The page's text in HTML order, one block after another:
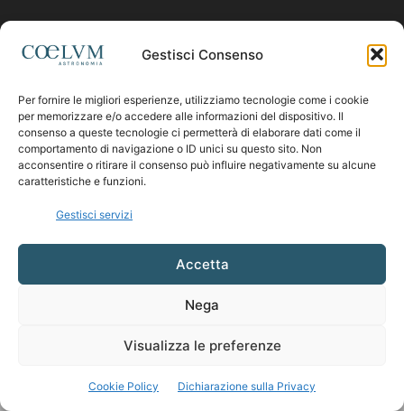
Gestisci Consenso
Per fornire le migliori esperienze, utilizziamo tecnologie come i cookie
per memorizzare e/o accedere alle informazioni del dispositivo. Il
consenso a queste tecnologie ci permetterà di elaborare dati come il
comportamento di navigazione o ID unici su questo sito. Non
acconsentire o ritirare il consenso può influire negativamente su alcune
caratteristiche e funzioni.
Gestisci servizi
Accetta
Nega
Visualizza le preferenze
Cookie Policy Dichiarazione sulla Privacy